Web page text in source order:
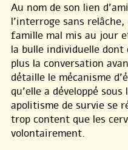
Au nom de son lien
l’interroge sans
famille mal mis au jour
la bulle individuelle
plus la conversation
détaille le mécanisme
qu’elle a développé
apolitisme de survie se
trop content que les
volontairement.